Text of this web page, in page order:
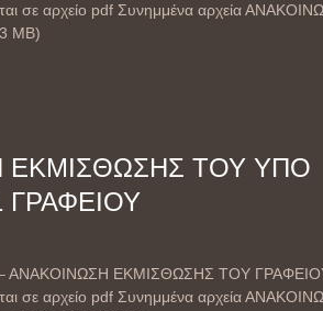
σε αρχείο pdf Συνημμένα αρχεία
MB)
ΕΚΜΙΣΘΩΣΗΣ ΤΟΥ ΥΠΟ
ΓΡΑΦΕΙΟΥ
– ΑΝΑΚΟΙΝΩΣΗ ΕΚΜΙΣΘΩΣΗΣ ΤΟΥ
σε αρχείο pdf Συνημμένα αρχεία